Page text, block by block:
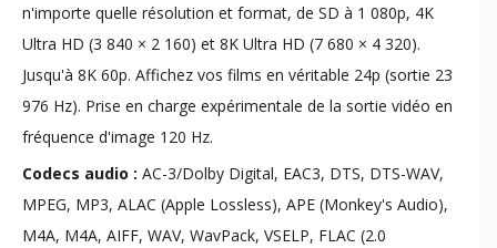
n'importe quelle résolution et format, de SD à 1 080p, 4K
Ultra HD (3 840 × 2 160) et 8K Ultra HD (7 680 × 4 320).
Jusqu'à 8K 60p. Affichez vos films en véritable 24p (sortie 23
976 Hz). Prise en charge expérimentale de la sortie vidéo en
fréquence d'image 120 Hz.
Codecs audio : AC-3/Dolby Digital, EAC3, DTS, DTS-WAV,
MPEG, MP3, ALAC (Apple Lossless), APE (Monkey's Audio),
M4A, M4A, AIFF, WAV, WavPack, VSELP, FLAC (2.0